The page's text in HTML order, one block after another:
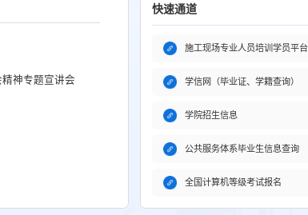
神专题宣讲会
快速通道
施工现场专业人员培训学员平台
学信网（毕业证、学籍查询）
学院招生信息
公共服务体系毕业生信息查询
全国计算机等级考试报名